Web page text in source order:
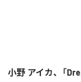
小野 アイカ、「